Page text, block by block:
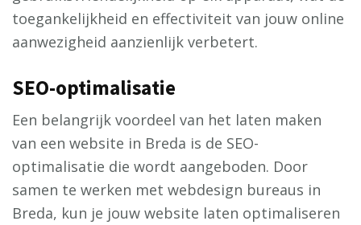
toegankelijkheid en effectiviteit van jouw online
aanwezigheid aanzienlijk verbetert.
SEO-optimalisatie
Een belangrijk voordeel van het laten maken
van een website in Breda is de SEO-
optimalisatie die wordt aangeboden. Door
samen te werken met webdesign bureaus in
Breda, kun je jouw website laten optimaliseren